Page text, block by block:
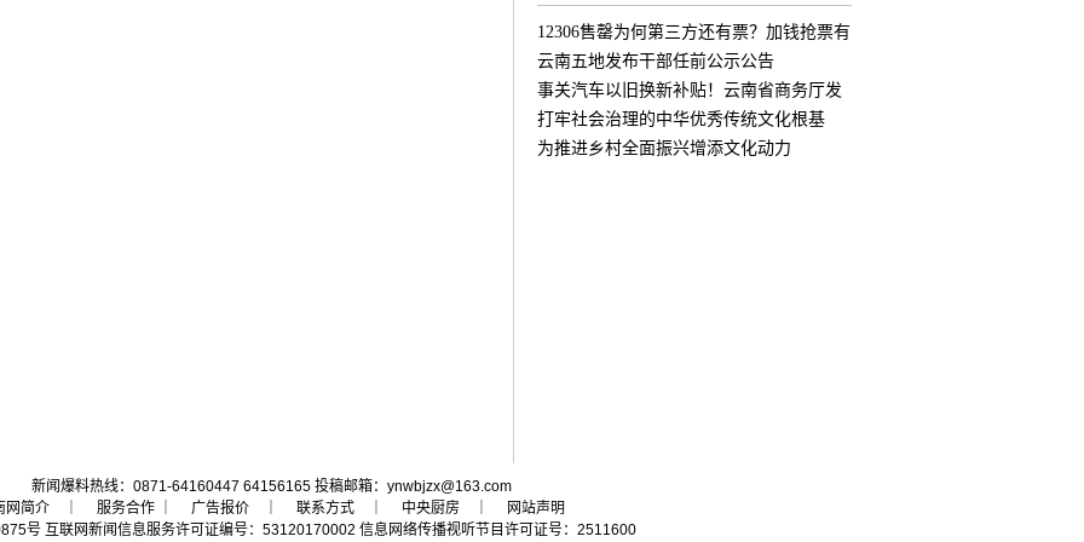
12306售罄为何第三方还有票？加钱抢票有
用
云南五地发布干部任前公示公告
事关汽车以旧换新补贴！云南省商务厅发
布公
打牢社会治理的中华优秀传统文化根基
为推进乡村全面振兴增添文化动力
新闻爆料热线：0871-64160447 64156165 投稿邮箱：ynwbjzx@163.com
网简介 ｜ 服务合作 ｜ 广告报价 联系方式 中央厨房
网站声明
号 互联网新闻信息服务许可证编号：53120170002 信息网络传播视听节目许可证号：2511600